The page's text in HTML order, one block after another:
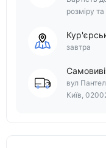
розміру та
завтра
вул
Київ,